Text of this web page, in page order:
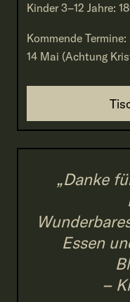
Kinder 3–12 Jahre:
Kommende Termine:
14 Mai (Achtung
„Danke
Essen
–